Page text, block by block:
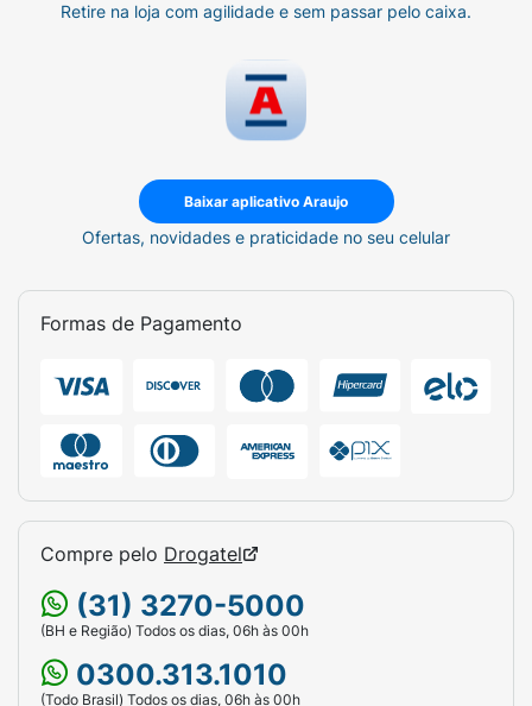
Retire na loja com agilidade e sem passar pelo caixa.
Baixar aplicativo Araujo
Ofertas, novidades e praticidade no seu celular
Formas de Pagamento
Compre pelo Drogatel
(31) 3270-5000
(BH e Região) Todos os dias, 06h às 00h
0300.313.1010
(Todo Brasil) Todos os dias, 06h às 00h